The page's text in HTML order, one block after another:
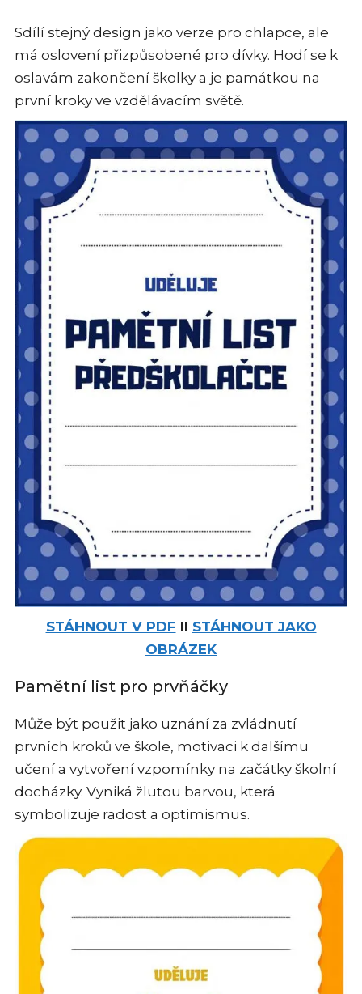
Sdílí stejný design jako verze pro chlapce, ale
má oslovení přizpůsobené pro dívky. Hodí se k
oslavám zakončení školky a je památkou na
první kroky ve vzdělávacím světě.
STÁHNOUT V PDF II STÁHNOUT JAKO
OBRÁZEK
Pamětní list pro prvňáčky
Může být použit jako uznání za zvládnutí
prvních kroků ve škole, motivaci k dalšímu
učení a vytvoření vzpomínky na začátky školní
docházky. Vyniká žlutou barvou, která
symbolizuje radost a optimismus.